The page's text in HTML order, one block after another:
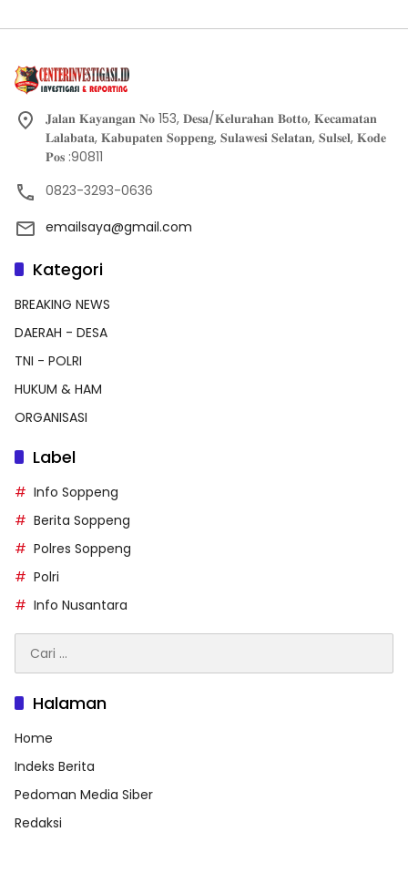
𝐉𝐚𝐥𝐚𝐧 𝐊𝐚𝐲𝐚𝐧𝐠𝐚𝐧 𝐍𝐨 153, 𝐃𝐞𝐬𝐚/𝐊𝐞𝐥𝐮𝐫𝐚𝐡𝐚𝐧 𝐁𝐨𝐭𝐭𝐨, 𝐊𝐞𝐜𝐚𝐦𝐚𝐭𝐚𝐧
𝐋𝐚𝐥𝐚𝐛𝐚𝐭𝐚, 𝐊𝐚𝐛𝐮𝐩𝐚𝐭𝐞𝐧 𝐒𝐨𝐩𝐩𝐞𝐧𝐠, 𝐒𝐮𝐥𝐚𝐰𝐞𝐬𝐢 𝐒𝐞𝐥𝐚𝐭𝐚𝐧, 𝐒𝐮𝐥𝐬𝐞𝐥, 𝐊𝐨𝐝𝐞
𝐏𝐨𝐬 :90811
0823-3293-0636
emailsaya@gmail.com
Kategori
BREAKING NEWS
DAERAH - DESA
TNI - POLRI
HUKUM & HAM
ORGANISASI
Label
Info Soppeng
Berita Soppeng
Polres Soppeng
Polri
Info Nusantara
untuk:
Halaman
Home
Indeks Berita
Pedoman Media Siber
Redaksi